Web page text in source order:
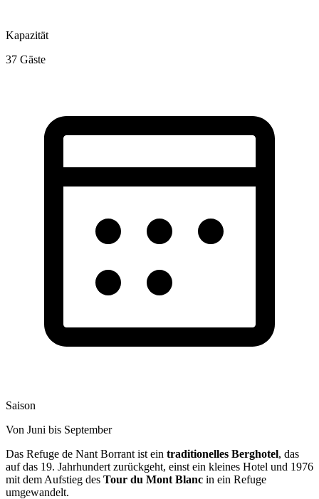
Kapazität
37 Gäste
Saison
Von Juni bis September
Das Refuge de Nant Borrant ist ein traditionelles Berghotel, das
auf das 19. Jahrhundert zurückgeht, einst ein kleines Hotel und 1976
mit dem Aufstieg des Tour du Mont Blanc in ein Refuge
umgewandelt.